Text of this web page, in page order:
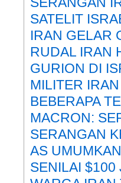
SATELIT
IRAN GELAR
RUDAL IRAN
GURION DI
MILITER
BEBERAPA
MACRON:
SERANGAN
AS
SENILAI $100